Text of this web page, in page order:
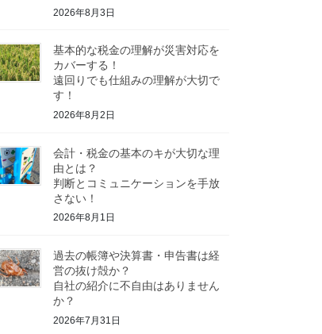
2026年8月3日
基本的な税金の理解が災害対応を
カバーする！
遠回りでも仕組みの理解が大切で
す！
2026年8月2日
会計・税金の基本のキが大切な理
由とは？
判断とコミュニケーションを手放
さない！
2026年8月1日
過去の帳簿や決算書・申告書は経
営の抜け殻か？
自社の紹介に不自由はありません
か？
2026年7月31日